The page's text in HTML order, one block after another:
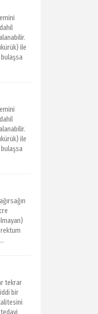
ile
bulaşsa
ile
bulaşsa
tekrar
bir